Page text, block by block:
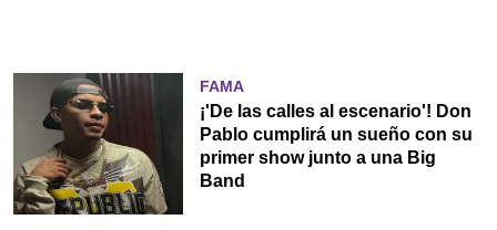
FAMA
¡'De las calles al escenario'! Don
Pablo cumplirá un sueño con su
primer show junto a una Big
Band